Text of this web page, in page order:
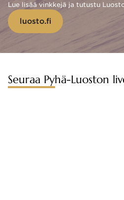
Lue lisää vinkkejä ja tutustu
luosto.fi
Seuraa Pyhä-Luoston